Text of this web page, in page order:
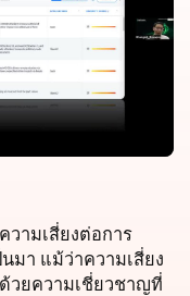
วามเสี่ยงต่อการ
มา แม้ว่าความเสี่ยง
วยความเชี่ยวชาญที่